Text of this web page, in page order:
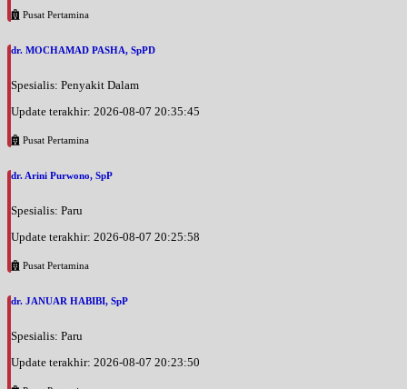
Pusat Pertamina
dr. MOCHAMAD PASHA, SpPD
Spesialis: Penyakit Dalam
Update terakhir: 2026-08-07 20:35:45
Pusat Pertamina
dr. Arini Purwono, SpP
Spesialis: Paru
Update terakhir: 2026-08-07 20:25:58
Pusat Pertamina
dr. JANUAR HABIBI, SpP
Spesialis: Paru
Update terakhir: 2026-08-07 20:23:50